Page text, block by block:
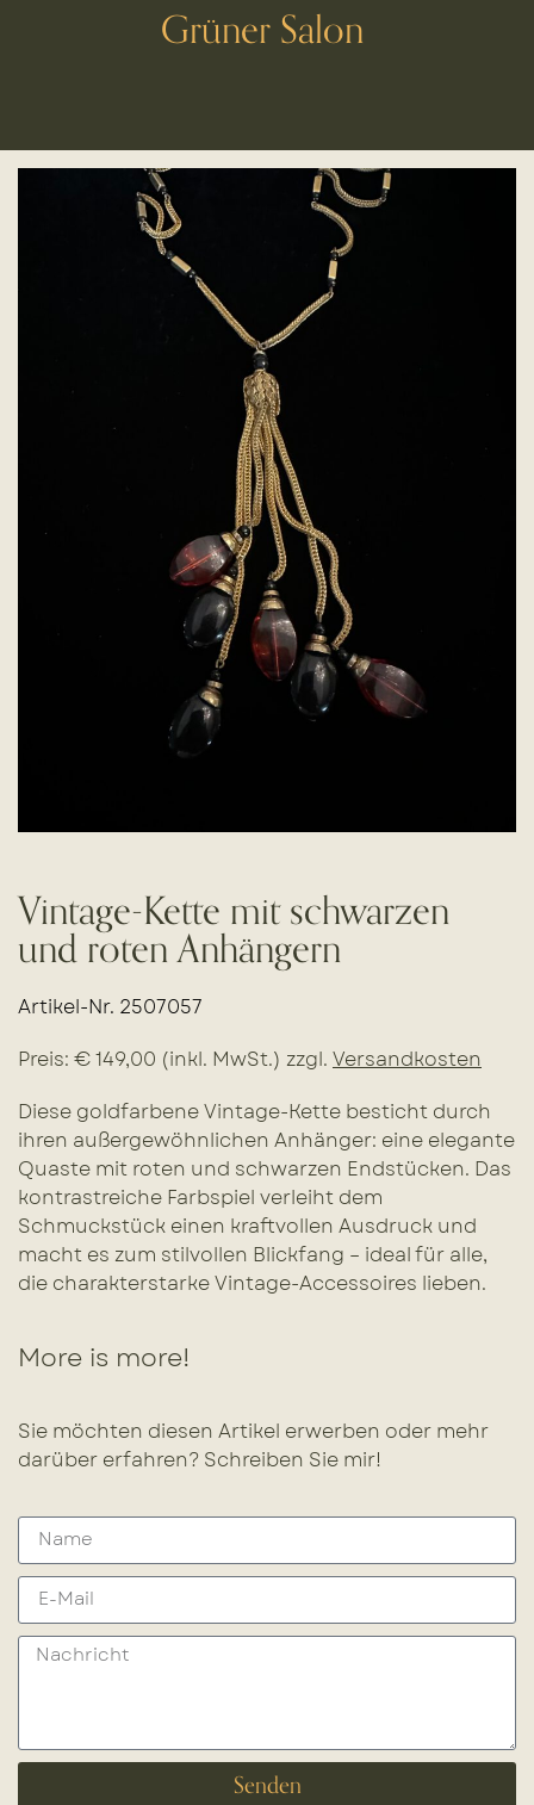
Grüner Salon
Vintage-Kette mit schwarzen
und roten Anhängern
Artikel-Nr. 2507057
Preis: € 149,00 (inkl. MwSt.) zzgl. Versandkosten
Diese goldfarbene Vintage-Kette besticht durch
ihren außergewöhnlichen Anhänger: eine elegante
Quaste mit roten und schwarzen Endstücken. Das
kontrastreiche Farbspiel verleiht dem
Schmuckstück einen kraftvollen Ausdruck und
macht es zum stilvollen Blickfang – ideal für alle,
die charakterstarke Vintage-Accessoires lieben.
More is more!
Sie möchten diesen Artikel erwerben oder mehr
darüber erfahren? Schreiben Sie mir!
Senden